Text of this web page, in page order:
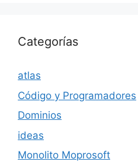
Categorías
atlas
Código y Programadores
Dominios
ideas
Monolito Moprosoft